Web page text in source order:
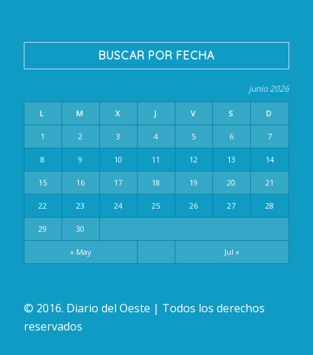
BUSCAR POR FECHA
junio 2026
L M X J V S D
« May Jul »
1 2 3 4 5 6 7
8 9 10 11 12 13 14
15 16 17 18 19 20 21
22 23 24 25 26 27 28
29 30
© 2016. Diario del Oeste | Todos los derechos
reservados